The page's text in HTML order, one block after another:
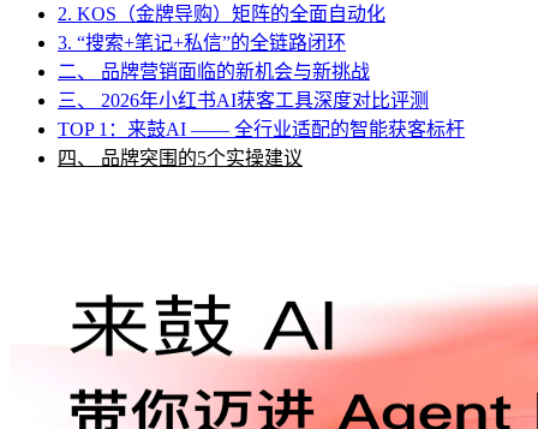
2. KOS（金牌导购）矩阵的全面自动化
3. “搜索+笔记+私信”的全链路闭环
二、 品牌营销面临的新机会与新挑战
三、 2026年小红书AI获客工具深度对比评测
TOP 1：来鼓AI —— 全行业适配的智能获客标杆
四、 品牌突围的5个实操建议